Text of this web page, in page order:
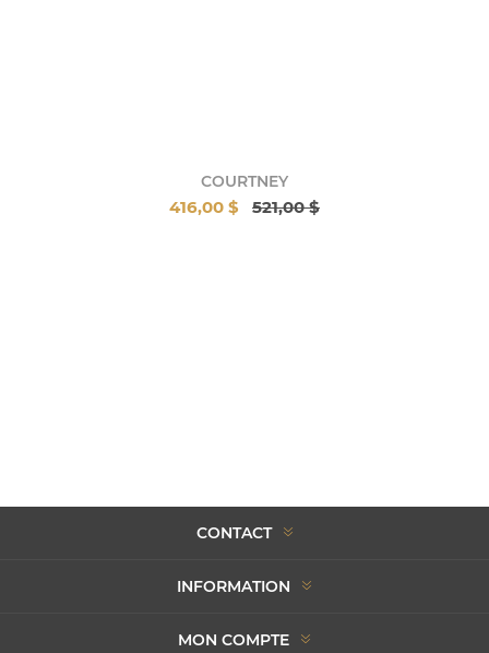
COURTNEY
416,00 $ 521,00 $
CONTACT
INFORMATION
MON COMPTE